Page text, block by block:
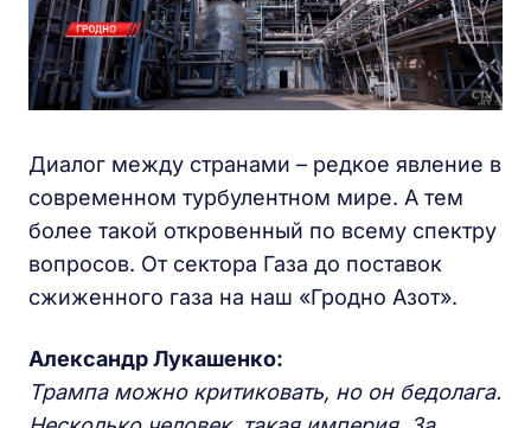
Диалог между странами – редкое явление в
современном турбулентном мире. А тем
более такой откровенный по всему спектру
вопросов. От сектора Газа до поставок
сжиженного газа на наш «Гродно Азот».
Александр Лукашенко:
Трампа можно критиковать, но он бедолага.